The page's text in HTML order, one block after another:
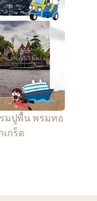
รมปูพื้น พรมทอ
กร็ด